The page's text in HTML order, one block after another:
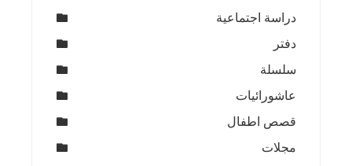
دراسة اجتماعية
دفتر
سلسلة
عاشورائيات
قصص اطفال
مجلات